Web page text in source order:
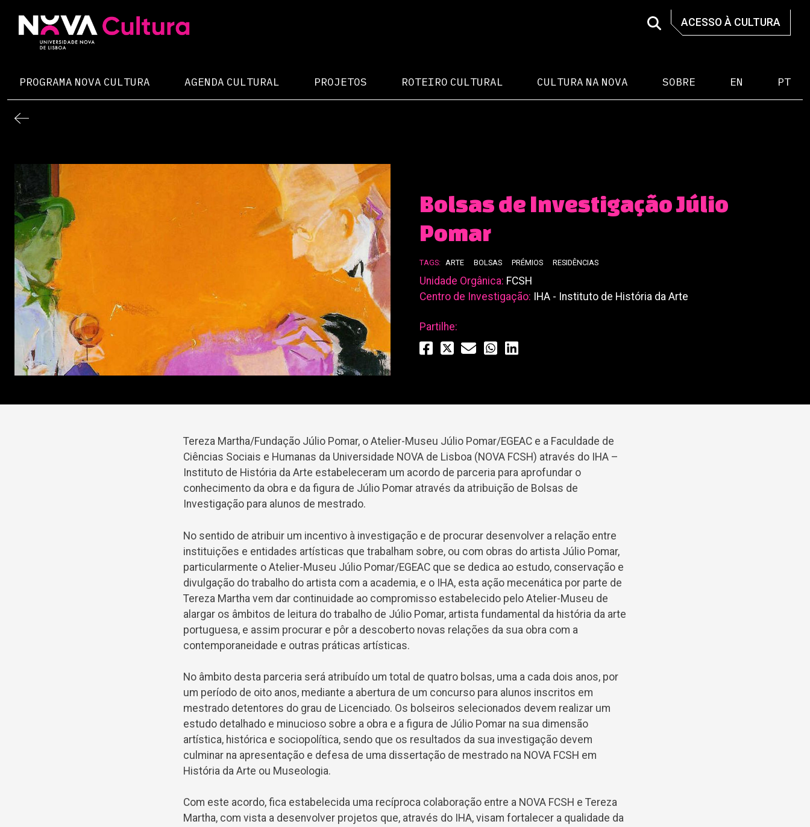
content
ACESSO À CULTURA
PROGRAMA NOVA CULTURA AGENDA CULTURAL PROJETOS ROTEIRO CULTURAL CULTURA NA NOVA SOBRE EN PT
Bolsas de Investigação Júlio
Pomar
TAGS: ARTE BOLSAS PRÉMIOS RESIDÊNCIAS
Unidade Orgânica: FCSH
Centro de Investigação: IHA - Instituto de História da Arte
Partilhe:
Tereza Martha/Fundação Júlio Pomar, o Atelier-Museu Júlio Pomar/EGEAC e a Faculdade de
Ciências Sociais e Humanas da Universidade NOVA de Lisboa (NOVA FCSH) através do IHA –
Instituto de História da Arte estabeleceram um acordo de parceria para aprofundar o
conhecimento da obra e da figura de Júlio Pomar através da atribuição de Bolsas de
Investigação para alunos de mestrado.
No sentido de atribuir um incentivo à investigação e de procurar desenvolver a relação entre
instituições e entidades artísticas que trabalham sobre, ou com obras do artista Júlio Pomar,
particularmente o Atelier-Museu Júlio Pomar/EGEAC que se dedica ao estudo, conservação e
divulgação do trabalho do artista com a academia, e o IHA, esta ação mecenática por parte de
Tereza Martha vem dar continuidade ao compromisso estabelecido pelo Atelier-Museu de
alargar os âmbitos de leitura do trabalho de Júlio Pomar, artista fundamental da história da arte
portuguesa, e assim procurar e pôr a descoberto novas relações da sua obra com a
contemporaneidade e outras práticas artísticas.
No âmbito desta parceria será atribuído um total de quatro bolsas, uma a cada dois anos, por
um período de oito anos, mediante a abertura de um concurso para alunos inscritos em
mestrado detentores do grau de Licenciado. Os bolseiros selecionados devem realizar um
estudo detalhado e minucioso sobre a obra e a figura de Júlio Pomar na sua dimensão
artística, histórica e sociopolítica, sendo que os resultados da sua investigação devem
culminar na apresentação e defesa de uma dissertação de mestrado na NOVA FCSH em
História da Arte ou Museologia.
Com este acordo, fica estabelecida uma recíproca colaboração entre a NOVA FCSH e Tereza
Martha, com vista a desenvolver projetos que, através do IHA, visam fortalecer a qualidade da